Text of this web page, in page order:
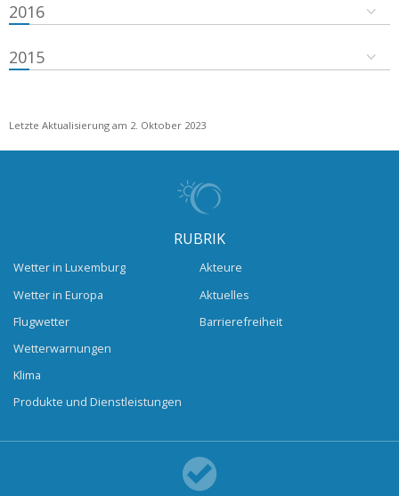
2016
2015
Letzte Aktualisierung am 2. Oktober 2023
RUBRIK
Wetter in Luxemburg
Wetter in Europa
Flugwetter
Wetterwarnungen
Klima
Produkte und Dienstleistungen
Akteure
Aktuelles
Barrierefreiheit